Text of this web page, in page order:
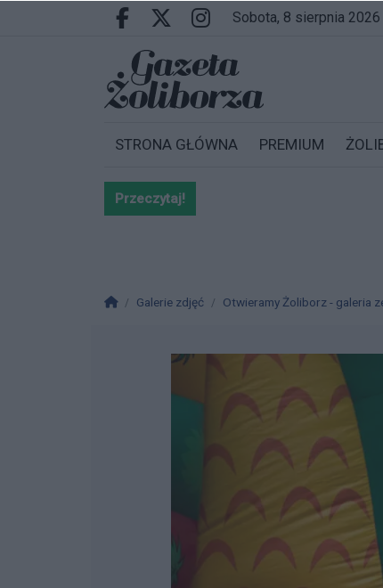
Przejdź do głównych treści
Przejdź do wyszukiwarki
Przejdź do głównego menu
Facebook.com
X.comInstagram.com
sobota, 8 sierpnia
STRONA GŁÓWNA PREMIUM
Przeczytaj!
Strona główna
Galerie zdjęć Otwieramy Żoliborz - galeria